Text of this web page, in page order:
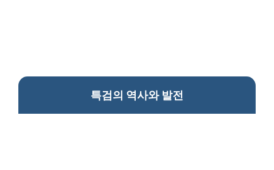
특검의 역사와 발전